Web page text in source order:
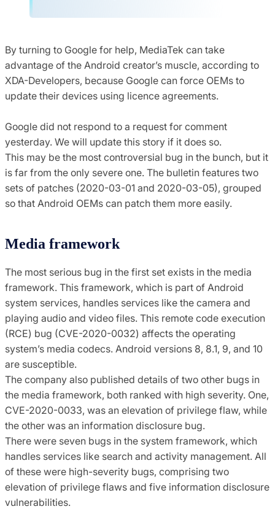
By turning to Google for help, MediaTek can take
advantage of the Android creator’s muscle, according to
XDA-Developers, because Google can force OEMs to
update their devices using licence agreements.
Google did not respond to a request for comment
yesterday. We will update this story if it does so.
This may be the most controversial bug in the bunch, but it
is far from the only severe one. The bulletin features two
sets of patches (2020-03-01 and 2020-03-05), grouped
so that Android OEMs can patch them more easily.
Media framework
The most serious bug in the first set exists in the media
framework. This framework, which is part of Android
system services, handles services like the camera and
playing audio and video files. This remote code execution
(RCE) bug (CVE-2020-0032) affects the operating
system’s media codecs. Android versions 8, 8.1, 9, and 10
are susceptible.
The company also published details of two other bugs in
the media framework, both ranked with high severity. One,
CVE-2020-0033, was an elevation of privilege flaw, while
the other was an information disclosure bug.
There were seven bugs in the system framework, which
handles services like search and activity management. All
of these were high-severity bugs, comprising two
elevation of privilege flaws and five information disclosure
vulnerabilities.